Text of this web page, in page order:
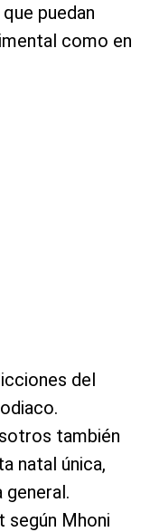
puedan
como en
del
también
natal única,
según Mhoni